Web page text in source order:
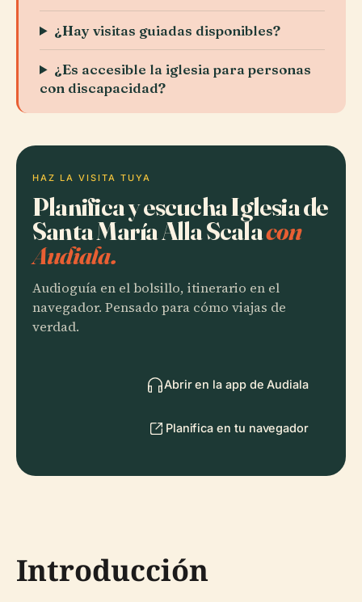
¿Hay visitas guiadas disponibles?
¿Es accesible la iglesia para personas
con discapacidad?
HAZ LA VISITA TUYA
Planifica y escucha Iglesia de
Santa María Alla Scalacon
Audiala.
Audioguía en el bolsillo, itinerario en el
navegador. Pensado para cómo viajas de
verdad.
Abrir en la app de Audiala
Planifica en tu navegador
Introducción